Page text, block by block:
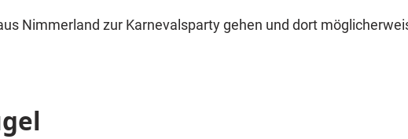
Nimmerland zur Karnevalsparty gehen und dort